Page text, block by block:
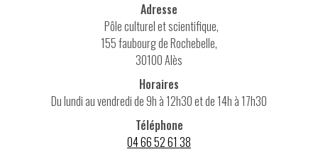
Adresse
Pôle culturel et scientifique,
155 faubourg de Rochebelle,
30100 Alès
Horaires
Du lundi au vendredi de 9h à 12h30 et de 14h à 17h30
Téléphone
04 66 52 61 38